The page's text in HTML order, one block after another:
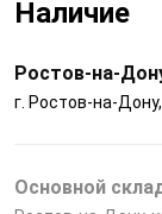
Наличие
Ростов-на-
г. Ростов-на-
Основной